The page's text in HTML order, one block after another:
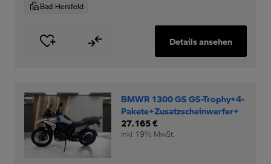
Bad Hersfeld
Details ansehen
BMWR 1300 GS GS-Trophy+4-
Pakete+Zusatzscheinwerfer+
27.165 €
inkl. 19% MwSt.